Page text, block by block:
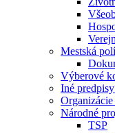
Mestská
Výberové
Iné
Organizácie
Národné
TSP